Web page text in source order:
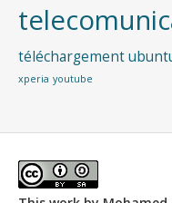
téléchargement
xperia youtube